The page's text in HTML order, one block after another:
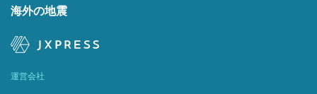
海外の地震
運営会社